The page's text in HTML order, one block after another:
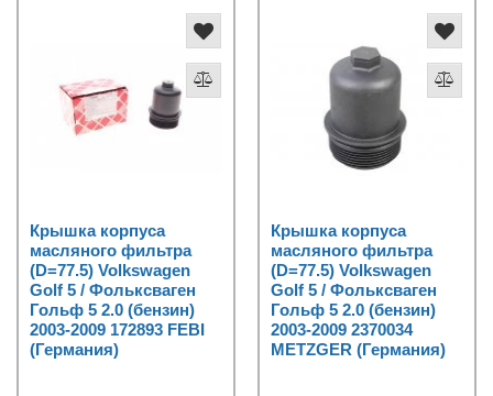
Крышка корпуса
масляного фильтра
(D=77.5) Volkswagen
Golf 5 / Фольксваген
Гольф 5 2.0 (бензин)
2003-2009 172893 FEBI
(Германия)
Крышка корпуса
масляного фильтра
(D=77.5) Volkswagen
Golf 5 / Фольксваген
Гольф 5 2.0 (бензин)
2003-2009 2370034
METZGER (Германия)